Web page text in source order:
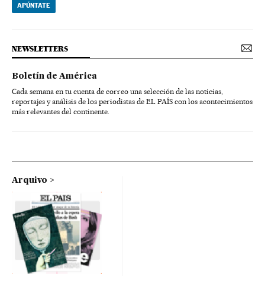
APÚNTATE
NEWSLETTERS
Boletín de América
Cada semana en tu cuenta de correo una selección de las noticias,
reportajes y análisis de los periodistas de EL PAÍS con los acontecimientos
más relevantes del continente.
Arquivo